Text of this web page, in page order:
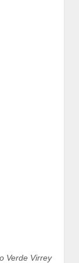
Verde Virrey